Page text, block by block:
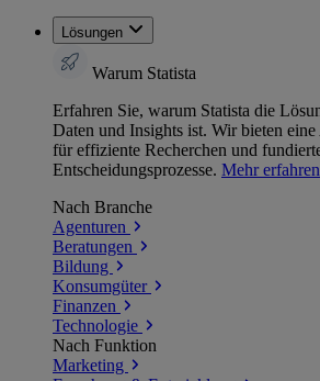
Lösungen
Warum Statista
Erfahren Sie, warum Statista die
Daten und Insights ist. Wir bieten
für effiziente Recherchen und
Entscheidungsprozesse. Mehr erfahren
Nach Branche
Agenturen
Beratungen
Bildung
Konsumgüter
Finanzen
Technologie
Nach Funktion
Marketing